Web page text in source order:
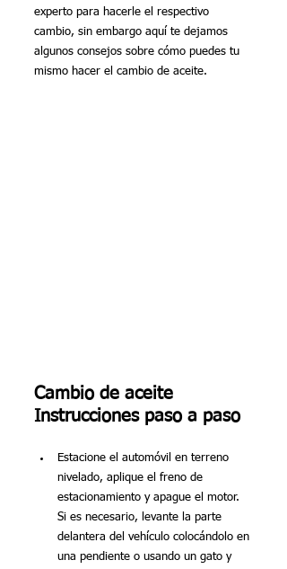
experto para hacerle el respectivo
cambio, sin embargo aquí te dejamos
algunos consejos sobre cómo puedes tu
mismo hacer el cambio de aceite.
Cambio de aceite
Instrucciones paso a paso
Estacione el automóvil en terreno
nivelado, aplique el freno de
estacionamiento y apague el motor.
Si es necesario, levante la parte
delantera del vehículo colocándolo en
una pendiente o usando un gato y